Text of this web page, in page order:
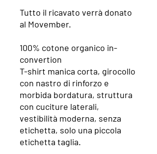
Tutto il ricavato verrà donato
al Movember.
100% cotone organico in-
convertion
T-shirt manica corta, girocollo
con nastro di rinforzo e
morbida bordatura, struttura
con cuciture laterali,
vestibilità moderna, senza
etichetta, solo una piccola
etichetta taglia.